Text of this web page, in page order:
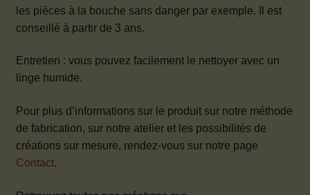
les pièces à la bouche sans danger par exemple. Il est
conseillé à partir de 3 ans.
Entretien : vous pouvez facilement le nettoyer avec un
linge humide.
Pour plus d’informations sur le produit sur notre méthode
de fabrication, sur notre atelier et les possibilités de
créations sur mesure, rendez-vous sur notre page
Contact.